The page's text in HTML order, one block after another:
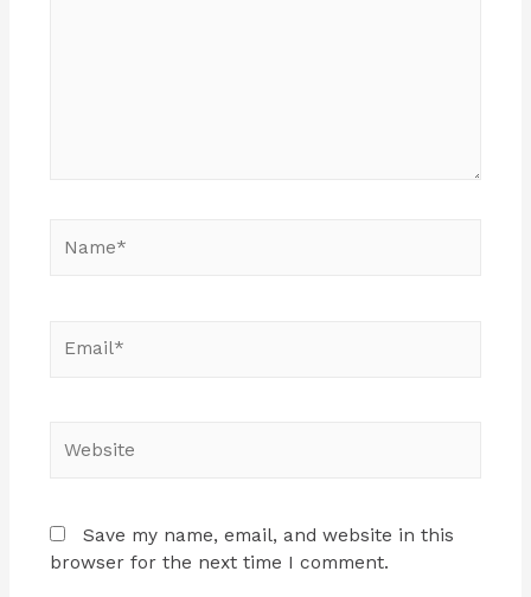
Save my name, email, and website in this
browser for the next time I comment.